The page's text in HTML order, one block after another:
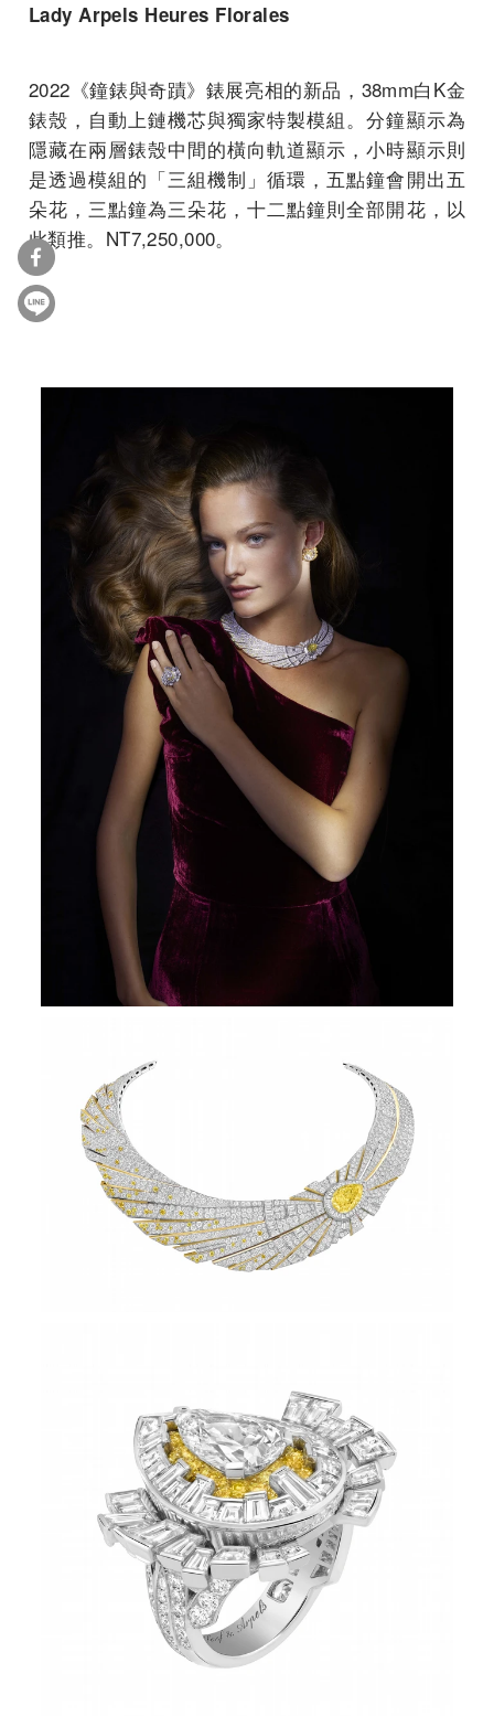
Lady Arpels Heures Florales
2022《鐘錶與奇蹟》錶展亮相的新品，38mm白K金
錶殼，自動上鏈機芯與獨家特製模組。分鐘顯示為
隱藏在兩層錶殼中間的橫向軌道顯示，小時顯示則
是透過模組的「三組機制」循環，五點鐘會開出五
朵花，三點鐘為三朵花，十二點鐘則全部開花，以
此類推。NT7,250,000。